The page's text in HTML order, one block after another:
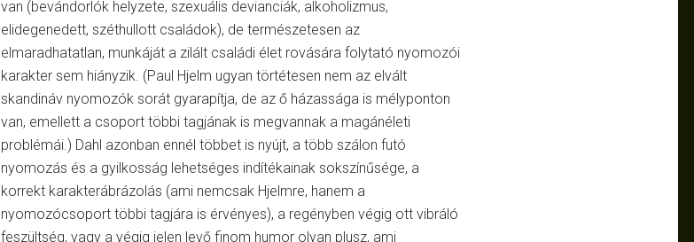
van (bevándorlók helyzete, szexuális devianciák, alkoholizmus,
elidegenedett, széthullott családok), de természetesen az
elmaradhatatlan, munkáját a zilált családi élet rovására folytató nyomozói
karakter sem hiányzik. (Paul Hjelm ugyan törtétesen nem az elvált
skandináv nyomozók sorát gyarapítja, de az ő házassága is mélyponton
van, emellett a csoport többi tagjának is megvannak a magánéleti
problémái.) Dahl azonban ennél többet is nyújt, a több szálon futó
nyomozás és a gyilkosság lehetséges indítékainak sokszínűsége, a
korrekt karakterábrázolás (ami nemcsak Hjelmre, hanem a
nyomozócsoport többi tagjára is érvényes), a regényben végig ott vibráló
feszültség, vagy a végig jelen levő finom humor olyan plusz, ami